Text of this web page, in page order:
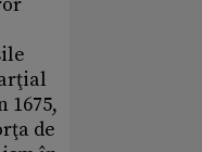
1675,
de